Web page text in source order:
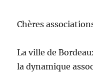
Chères
La ville de
la dynamique